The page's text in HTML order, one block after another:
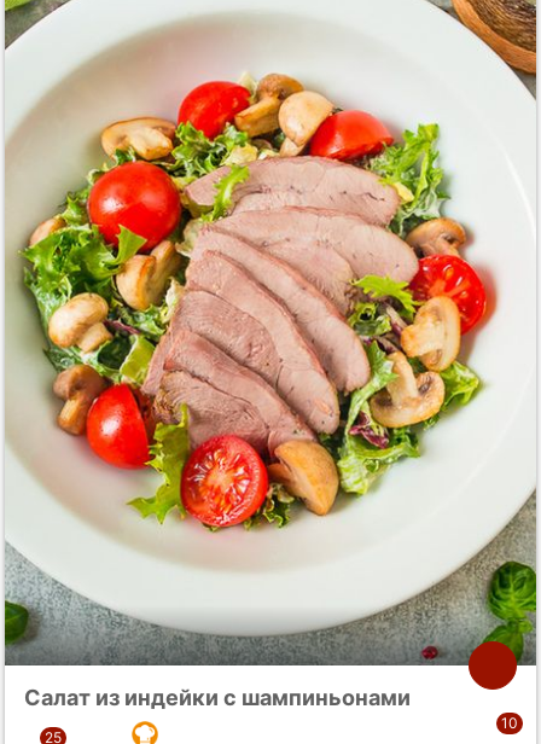
Салат из индейки с шампиньонами